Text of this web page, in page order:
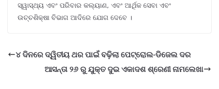
ସ୍ୱାସ୍ଥ୍ୟ ଏବଂ ପରିବାର କଲ୍ୟାଣ, ଏବଂ ଆର୍ଥିକ ସେବା ଏବଂ
ଉଚ୍ଚଶିକ୍ଷା ବିଭାଗ ଆଦିରେ ଯୋଗ ଦେବେ ।
୪ ଦିନରେ ଦ୍ୱିତୀୟ ଥର ପାଇଁ ବଢ଼ିଲା ପେଟ୍ରୋଲ-ଡିଜେଲ ଦର
ଆସନ୍ତା ୨୬ ରୁ ଯୁକ୍ତ ଦୁଇ ଏକାଦଶ ଶ୍ରେଣୀ ନାମଲେଖା